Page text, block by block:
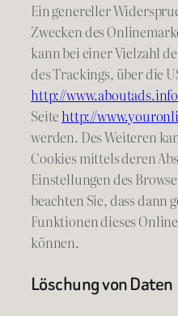
Ein genereller
Zwecken des
kann bei einer Vielzahl
des Trackings, über die
http://
Seitehttp://
werden. Des Weiteren
Cookies mittels deren
Einstellungen des
beachten Sie, dass dann
Funktionen dieses
können.
Löschung von Daten